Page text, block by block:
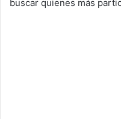
buscar quienes más